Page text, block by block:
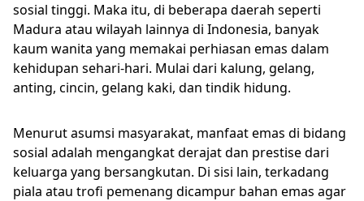
sosial tinggi. Maka itu, di beberapa daerah seperti
Madura atau wilayah lainnya di Indonesia, banyak
kaum wanita yang memakai perhiasan emas dalam
kehidupan sehari-hari. Mulai dari kalung, gelang,
anting, cincin, gelang kaki, dan tindik hidung.
Menurut asumsi masyarakat, manfaat emas di bidang
sosial adalah mengangkat derajat dan prestise dari
keluarga yang bersangkutan. Di sisi lain, terkadang
piala atau trofi pemenang dicampur bahan emas agar